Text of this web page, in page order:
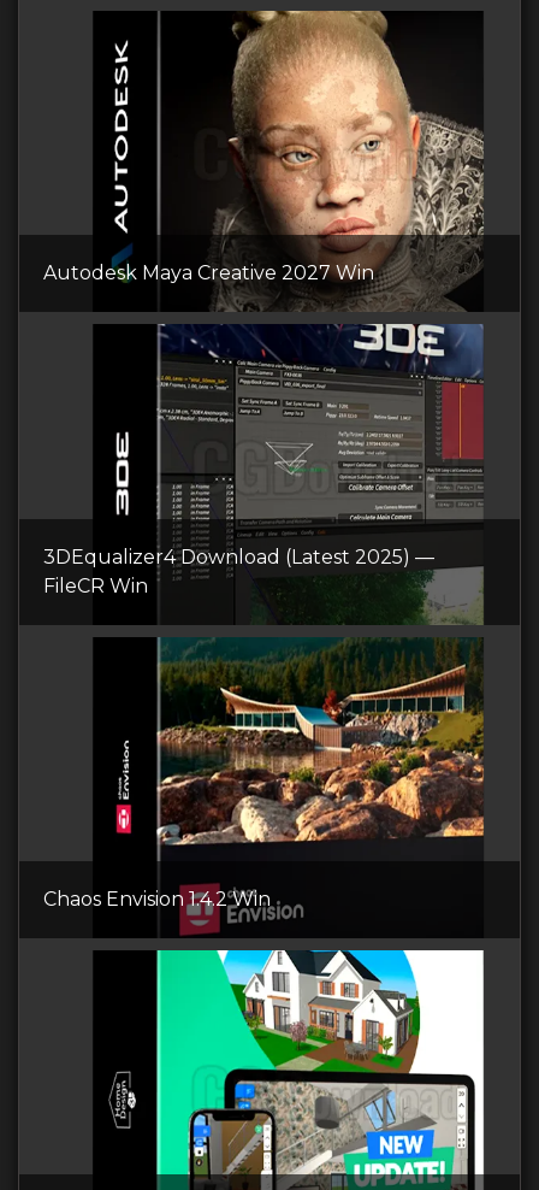
Autodesk Maya Creative 2027 Win
3DEqualizer4 Download (Latest 2025) —
FileCR Win
Chaos Envision 1.4.2 Win